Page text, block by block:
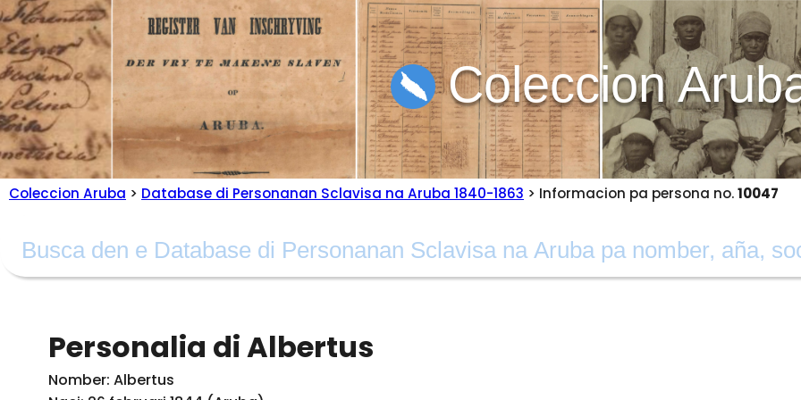
Coleccion
Coleccion Aruba > Database di Personanan Sclavisa na Aruba 1840-1863 > Informacion pa persona no.10047
Personalia di Albertus
Nomber: Albertus